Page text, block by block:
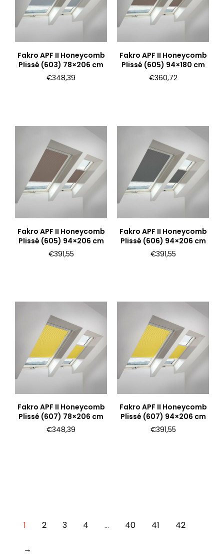
Fakro APF II Honeycomb
Plissé (603) 78×206 cm
€348,39
Fakro APF II Honeycomb
Plissé (605) 94×180 cm
€360,72
Fakro APF II Honeycomb
Plissé (605) 94×206 cm
€391,55
Fakro APF II Honeycomb
Plissé (606) 94×206 cm
€391,55
Fakro APF II Honeycomb
Plissé (607) 78×206 cm
€348,39
Fakro APF II Honeycomb
Plissé (607) 94×206 cm
€391,55
1 2 3 4 … 40 41 42
→